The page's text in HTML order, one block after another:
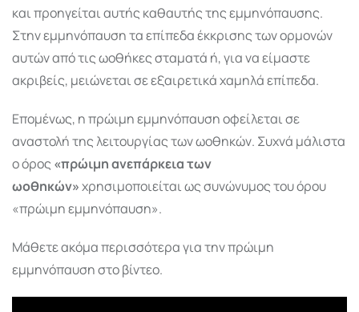
και προηγείται αυτής καθαυτής της εμμηνόπαυσης.
Στην εμμηνόπαυση τα επίπεδα έκκρισης των ορμονών
αυτών από τις ωοθήκες σταματά ή, για να είμαστε
ακριβείς, μειώνεται σε εξαιρετικά χαμηλά επίπεδα.
Επομένως, η πρώιμη εμμηνόπαυση οφείλεται σε
αναστολή της λειτουργίας των ωοθηκών. Συχνά μάλιστα
ο όρος «πρώιμη ανεπάρκεια των
ωοθηκών»χρησιμοποιείται ως συνώνυμος του όρου
«πρώιμη εμμηνόπαυση».
Μάθετε ακόμα περισσότερα για την πρώιμη
εμμηνόπαυση στο βίντεο.